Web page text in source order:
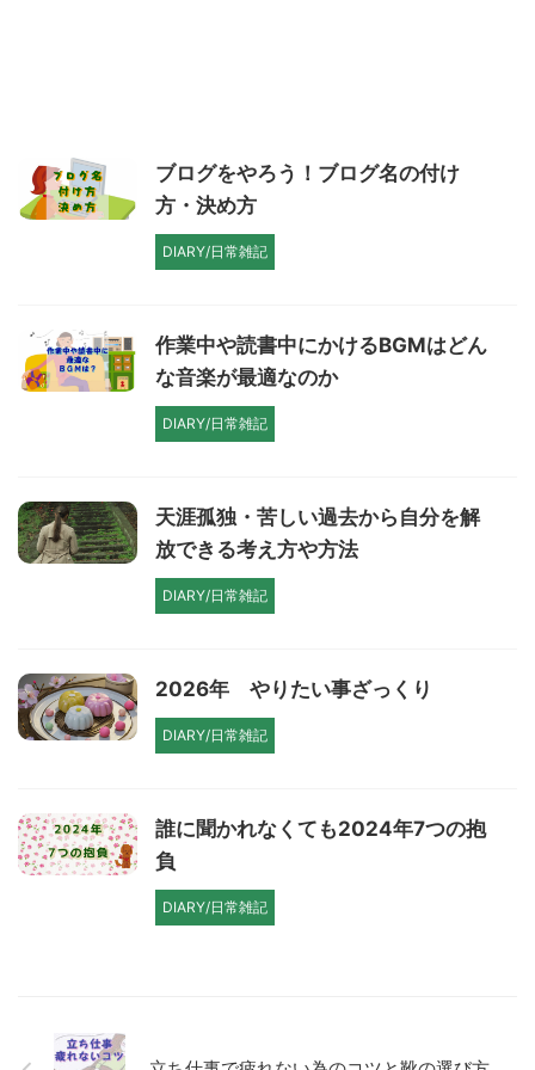
ブログをやろう！ブログ名の付け
方・決め方
DIARY/日常雑記
作業中や読書中にかけるBGMはどん
な音楽が最適なのか
DIARY/日常雑記
天涯孤独・苦しい過去から自分を解
放できる考え方や方法
DIARY/日常雑記
2026年 やりたい事ざっくり
DIARY/日常雑記
誰に聞かれなくても2024年7つの抱
負
DIARY/日常雑記